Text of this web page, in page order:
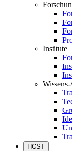
Institute
HOST